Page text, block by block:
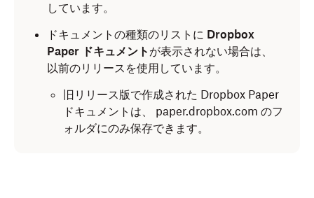
しています。
ドキュメントの種類のリストに Dropbox
Paper ドキュメント が表示されない場合は、
以前のリリースを使用しています。
旧リリース版で作成された Dropbox Paper
ドキュメントは、 paper.dropbox.com のフ
ォルダにのみ保存できます。